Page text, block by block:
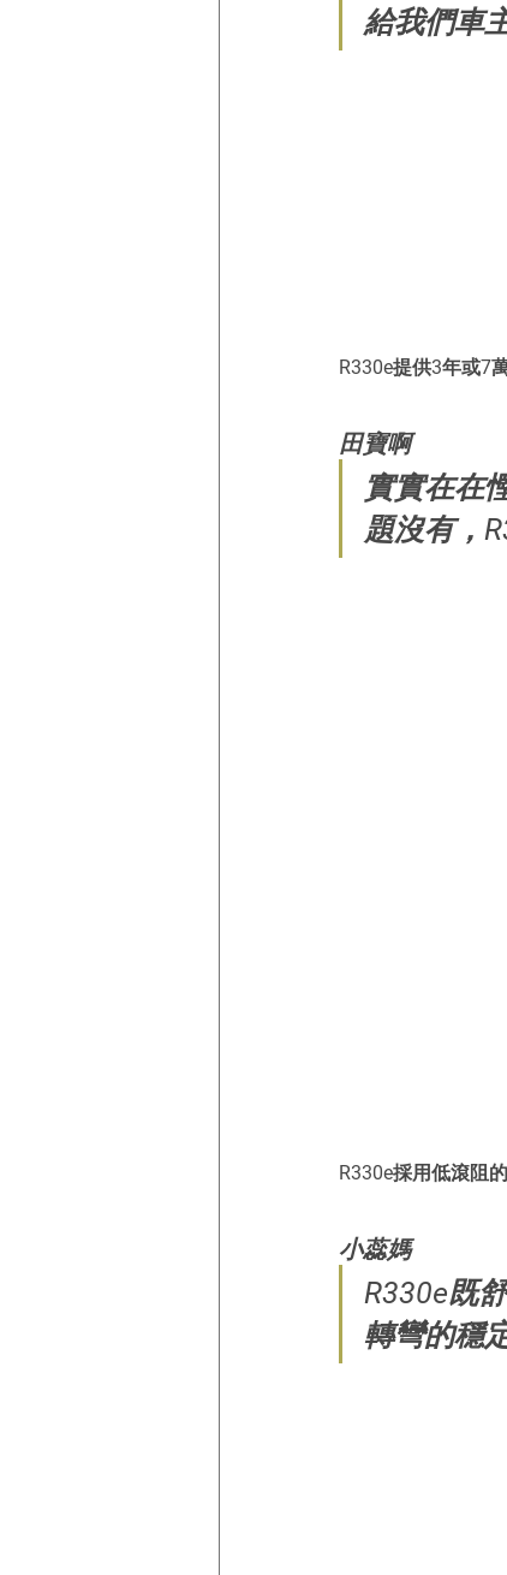
給我們車
R330e提供3年或7
田寶啊
實實在在
題沒有，
R330e採用低滾阻
小蕊媽
R330e既
轉彎的穩